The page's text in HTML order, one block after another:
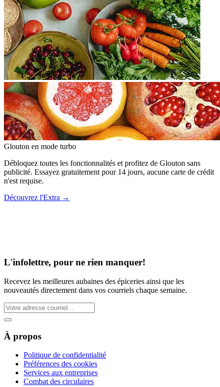
Glouton en mode turbo
Débloquez toutes les fonctionnalités et profitez de Glouton sans
publicité. Essayez gratuitement pour 14 jours, aucune carte de crédit
n'est requise.
Découvrez l'Extra →
L'infolettre, pour ne rien manquer!
Recevez les meilleures aubaines des épiceries ainsi que les
nouveautés directement dans vos courriels chaque semaine.
À propos
Politique de confidentialité
Préférences des cookies
Services aux entreprises
Combat des circulaires